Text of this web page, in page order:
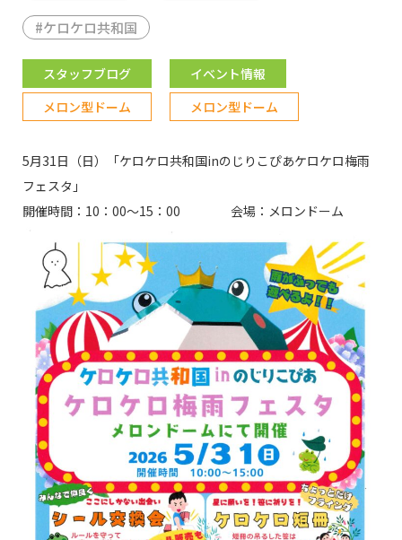
#ケロケロ共和国
スタッフブログ
イベント情報
メロン型ドーム
メロン型ドーム
5月31日（日）「ケロケロ共和国inのじりこぴあケロケロ梅雨
フェスタ」
開催時間：10：00～15：00 会場：メロンドーム